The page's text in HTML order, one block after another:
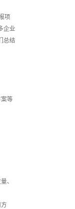
项
企业
总结
等
、